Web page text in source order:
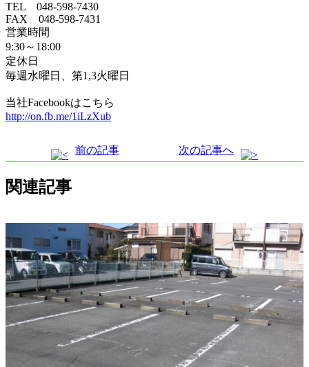
TEL 048-598-7430
FAX 048-598-7431
営業時間
9:30～18:00
定休日
毎週水曜日、第1,3火曜日
当社Facebookはこちら
http://on.fb.me/1iLzXub
前の記事 次の記事へ
関連記事